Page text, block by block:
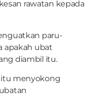
rawatan kepada
paru-
apakah ubat
diambil itu.
menyokong